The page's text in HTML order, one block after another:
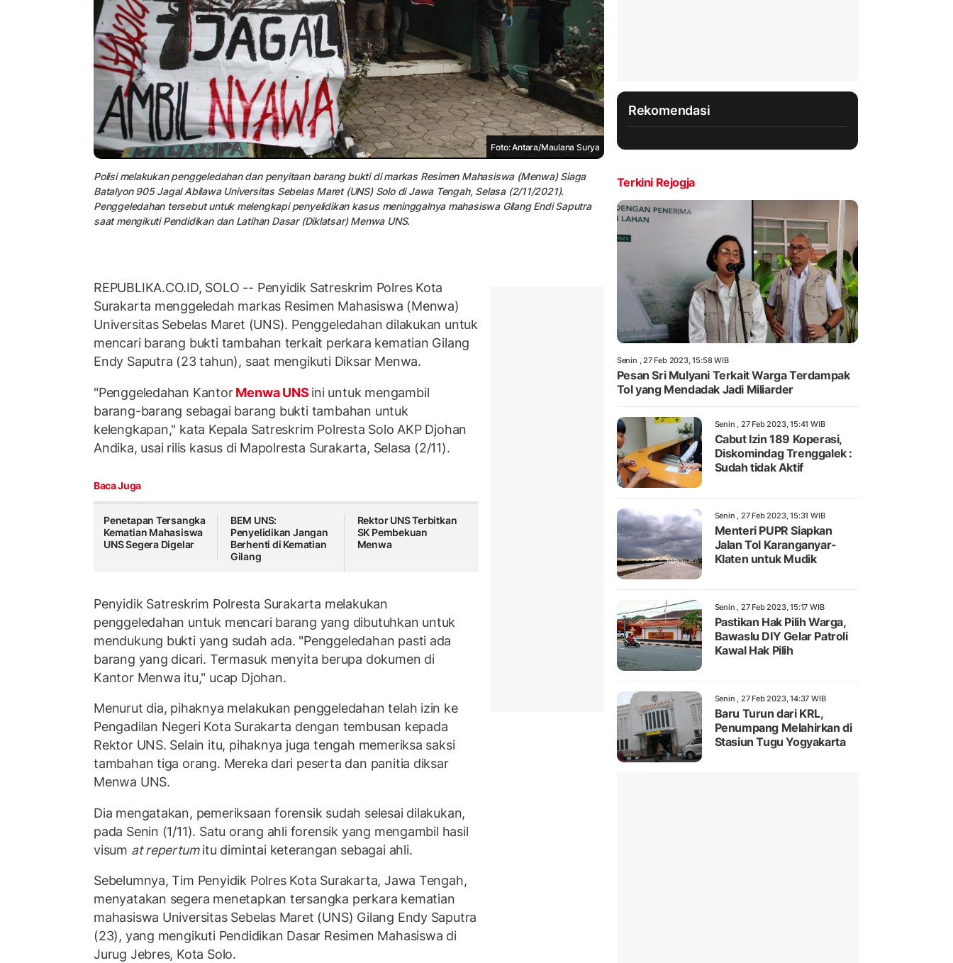
Foto: Antara/Maulana Surya
Polisi melakukan penggeledahan dan penyitaan barang bukti di markas Resimen Mahasiswa (Menwa) Siaga
Batalyon 905 Jagal Abilawa Universitas Sebelas Maret (UNS) Solo di Jawa Tengah, Selasa (2/11/2021).
Penggeledahan tersebut untuk melengkapi penyelidikan kasus meninggalnya mahasiswa Gilang Endi Saputra
saat mengikuti Pendidikan dan Latihan Dasar (Diklatsar) Menwa UNS.
REPUBLIKA.CO.ID, SOLO -- Penyidik Satreskrim Polres Kota
Surakarta menggeledah markas Resimen Mahasiswa (Menwa)
Universitas Sebelas Maret (UNS). Penggeledahan dilakukan untuk
mencari barang bukti tambahan terkait perkara kematian Gilang
Endy Saputra (23 tahun), saat mengikuti Diksar Menwa.
"Penggeledahan KantorMenwa UNS ini untuk mengambil
barang-barang sebagai barang bukti tambahan untuk
kelengkapan," kata Kepala Satreskrim Polresta Solo AKP Djohan
Andika, usai rilis kasus di Mapolresta Surakarta, Selasa (2/11).
Baca Juga
Penetapan Tersangka
Kematian Mahasiswa
UNS Segera Digelar
BEM UNS:
Penyelidikan Jangan
Berhenti di Kematian
Gilang
Rektor UNS Terbitkan
SK Pembekuan
Menwa
Penyidik Satreskrim Polresta Surakarta melakukan
penggeledahan untuk mencari barang yang dibutuhkan untuk
mendukung bukti yang sudah ada. "Penggeledahan pasti ada
barang yang dicari. Termasuk menyita berupa dokumen di
Kantor Menwa itu," ucap Djohan.
Menurut dia, pihaknya melakukan penggeledahan telah izin ke
Pengadilan Negeri Kota Surakarta dengan tembusan kepada
Rektor UNS. Selain itu, pihaknya juga tengah memeriksa saksi
tambahan tiga orang. Mereka dari peserta dan panitia diksar
Menwa UNS.
Dia mengatakan, pemeriksaan forensik sudah selesai dilakukan,
pada Senin (1/11). Satu orang ahli forensik yang mengambil hasil
visum at repertumitu dimintai keterangan sebagai ahli.
Sebelumnya, Tim Penyidik Polres Kota Surakarta, Jawa Tengah,
menyatakan segera menetapkan tersangka perkara kematian
mahasiswa Universitas Sebelas Maret (UNS) Gilang Endy Saputra
(23), yang mengikuti Pendidikan Dasar Resimen Mahasiswa di
Jurug Jebres, Kota Solo.
Rekomendasi
Terkini Rejogja
Senin , 27 Feb 2023, 15:58 WIB
Pesan Sri Mulyani Terkait Warga Terdampak
Tol yang Mendadak Jadi Miliarder
Senin , 27 Feb 2023, 15:41 WIB
Cabut Izin 189 Koperasi,
Diskomindag Trenggalek :
Sudah tidak Aktif
Senin , 27 Feb 2023, 15:31 WIB
Menteri PUPR Siapkan
Jalan Tol Karanganyar-
Klaten untuk Mudik
Senin , 27 Feb 2023, 15:17 WIB
Pastikan Hak Pilih Warga,
Bawaslu DIY Gelar Patroli
Kawal Hak Pilih
Senin , 27 Feb 2023, 14:37 WIB
Baru Turun dari KRL,
Penumpang Melahirkan di
Stasiun Tugu Yogyakarta